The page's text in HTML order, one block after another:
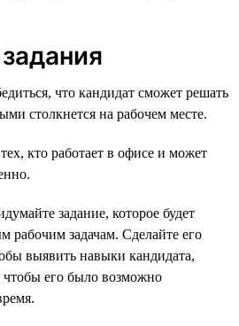
что кандидат сможет решать
столкнется на рабочем месте.
кто работает в офисе и может
задание, которое будет
рабочим задачам. Сделайте его
выявить навыки кандидата,
его было возможно